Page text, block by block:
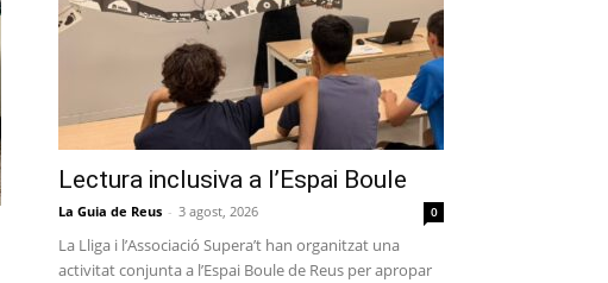
Lectura inclusiva a l’Espai Boule
La Guia de Reus - 3 agost, 2026 0
La Lliga i l’Associació Supera’t han organitzat una
activitat conjunta a l’Espai Boule de Reus per apropar